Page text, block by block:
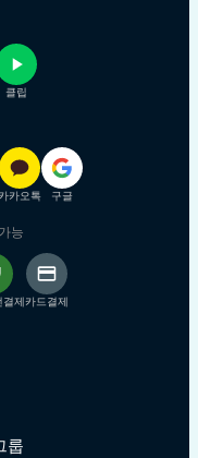
클립
카오톡 구글
능
결제카드결제
룹